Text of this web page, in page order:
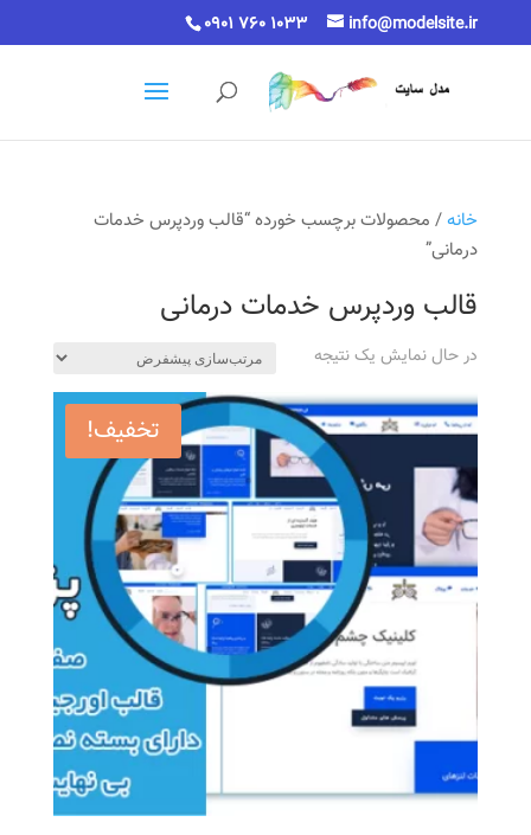
0901 760 1033 info@modelsite.ir
خانه/ محصولات برچسب خورده “قالب وردپرس خدمات
درمانی”
قالب وردپرس خدمات درمانی
در حال نمایش یک نتیجه
تخفیف!